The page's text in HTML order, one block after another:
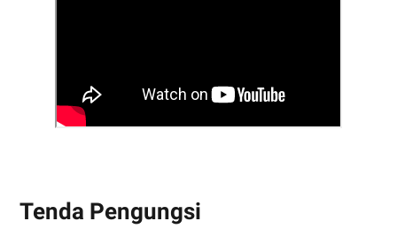
Tenda Pengungsi